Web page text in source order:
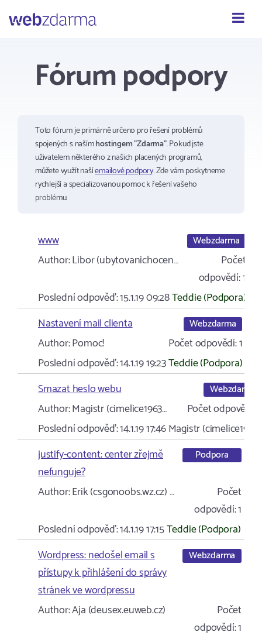
Fórum podpory
Toto fórum je primárně určeno pro řešení problémů
spojených s našímhostingem "Zdarma". Pokud jste
uživatelem některého z našich placených programů,
můžete využít našíemailové podpory. Zde vám poskytneme
rychlejší a specializovanou pomoc k řešení vašeho
problému.
www Webzdarma
Author:Libor (ubytovanichocen…
Počet
odpovědí:1
Poslední odpověď:15.1.19 09:28Teddie (Podpora)
Nastavení mail clienta
Webzdarma
Author:Pomoc! Počet odpovědí:1
Poslední odpověď:14.1.19 19:23Teddie (Podpora)
Smazat heslo webu
Webzdarma
Author:Magistr (cimelice1963… Počet odpovědí:
Poslední odpověď:14.1.19 17:46Magistr
justify-content: center zřejmě
nefunguje?
Podpora
Author:Erik (csgonoobs.wz.cz) …
Počet
odpovědí:1
Poslední odpověď:14.1.19 17:15Teddie (Podpora)
Wordpress: nedošel email s
přístupy k přihlášení do správy
stránek ve wordpressu
Webzdarma
Author:Aja (deusex.euweb.cz)
Počet
odpovědí:1